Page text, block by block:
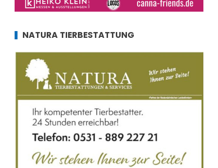
NATURA TIERBESTATTUNG